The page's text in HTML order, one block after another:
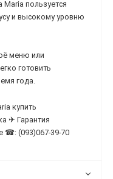
Maria пользуется
и высокому уровню
меню или
готовить
года.
купить
✈ Гарантия
☎: (093)067-39-70